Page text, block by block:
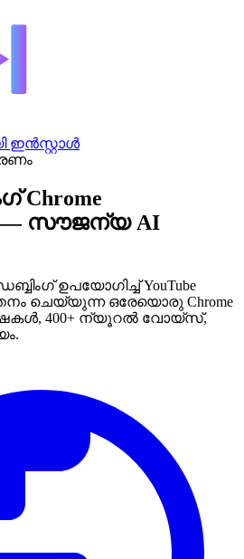
ഇൻസ്റ്റാൾ
Chrome
— സൗജന്യ AI
ഉപയോഗിച്ച് YouTube
ചെയ്യുന്ന ഒരേയൊരു Chrome
400+ ന്യൂറൽ വോയ്‌സ്,